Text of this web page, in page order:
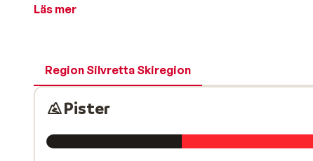
Kuhstall, Schatzi och Niki’s Stadl lockar
om underhållning, med klubbar, cocktailbarer och
berömda Top of the Mountain-konserten, där
vintersportort med gott om fester och
Butiker, restauranger och hotell i Ischgl
Förutom sitt nattliv erbjuder Ischgl också ett stort
Läs mer
Region Silvretta Skiregion
Pister